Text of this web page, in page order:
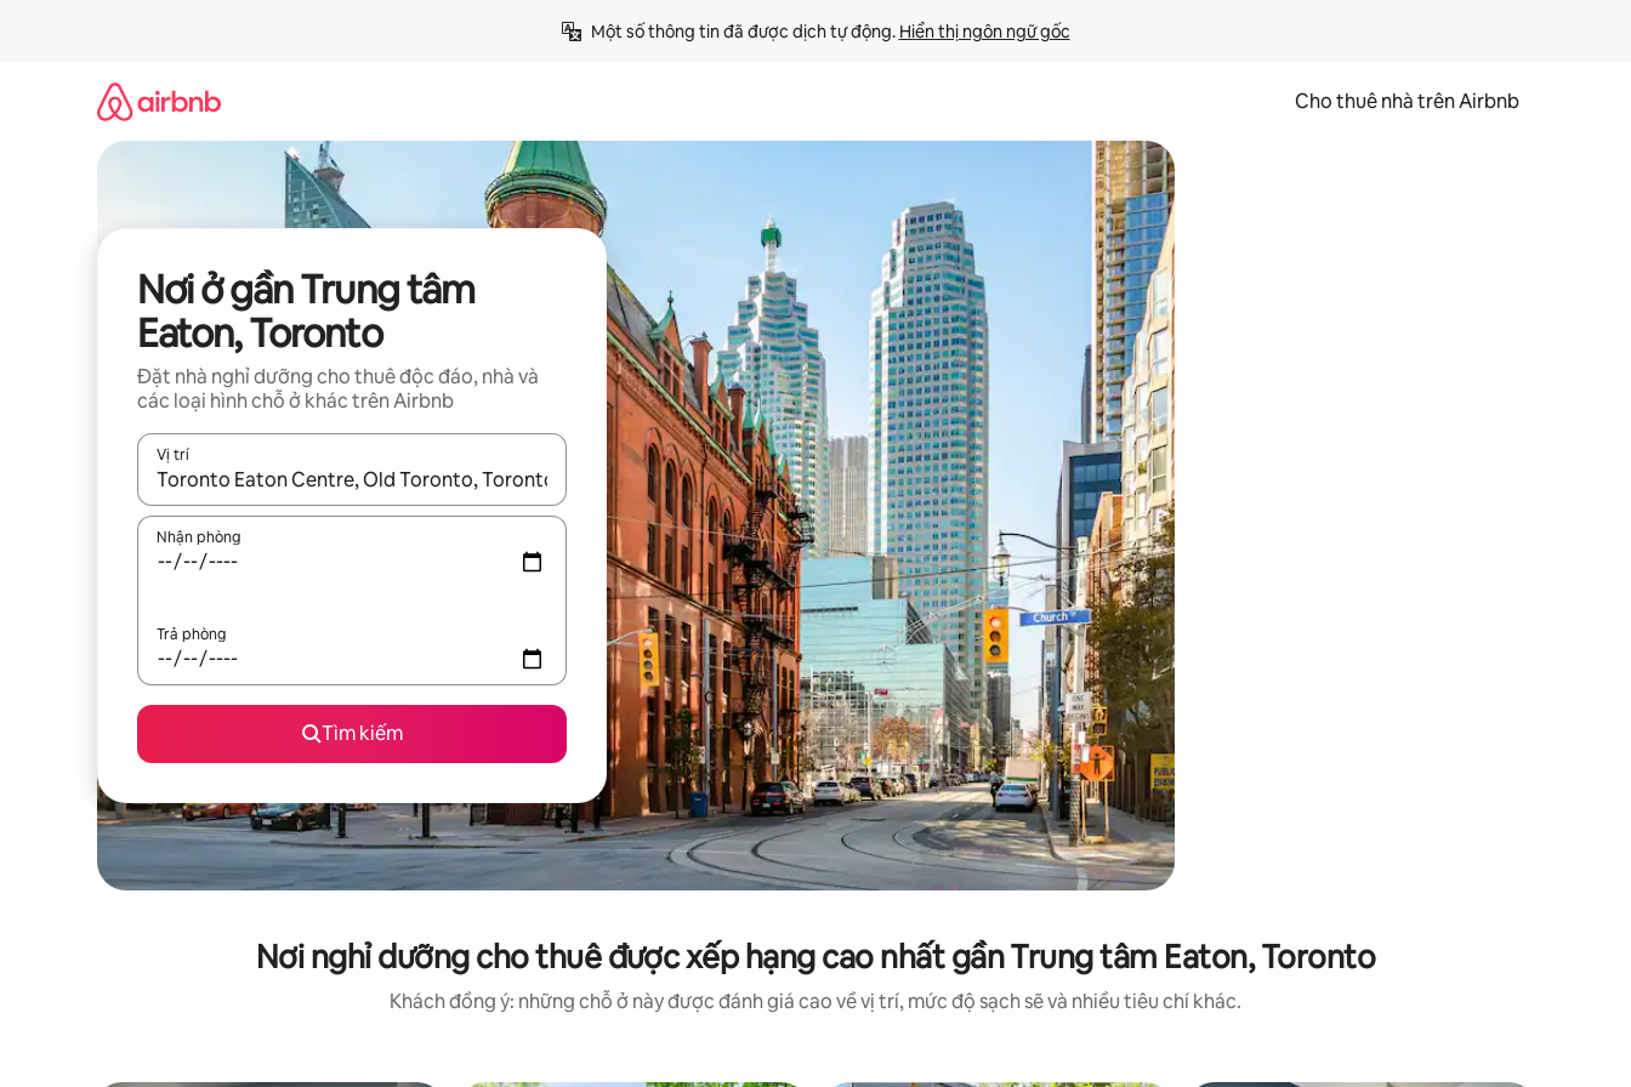
Một số thông tin đã được dịch tự động. Hiển thị ngôn ngữ gốc
Cho thuê nhà trên Airbnb
Nơi ở gần Trung tâm
Eaton, Toronto
Đặt nhà nghỉ dưỡng cho thuê độc đáo, nhà và
các loại hình chỗ ở khác trên Airbnb
Vị trí
Khi có kết quả, hãy điều hướng bằng phím mũi tên lên và xuống hoặc khám phá bằng các thao tác chạm hoặc vuốt.
Nhận phòng
Trả phòng
Tìm kiếm
Nơi nghỉ dưỡng cho thuê được xếp hạng cao nhất gần Trung tâm Eaton, Toronto
Khách đồng ý: những chỗ ở này được đánh giá cao về vị trí, mức độ sạch sẽ và nhiều tiêu chí khác.